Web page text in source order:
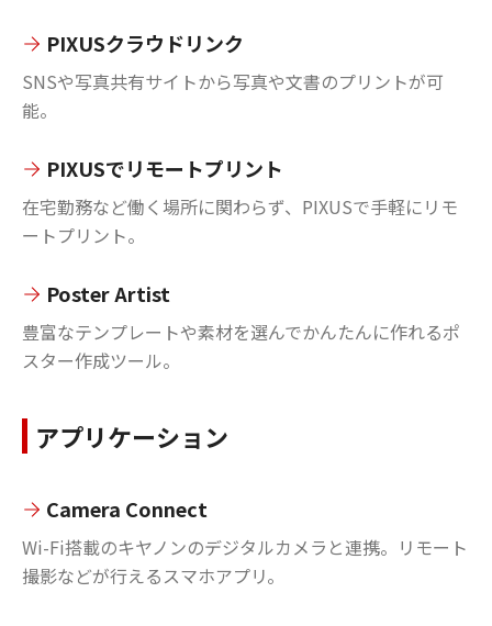
PIXUSクラウドリンク
SNSや写真共有サイトから写真や文書のプリントが可
能。
PIXUSでリモートプリント
在宅勤務など働く場所に関わらず、PIXUSで手軽にリモ
ートプリント。
Poster Artist
豊富なテンプレートや素材を選んでかんたんに作れるポ
スター作成ツール。
アプリケーション
Camera Connect
Wi-Fi搭載のキヤノンのデジタルカメラと連携。リモート
撮影などが行えるスマホアプリ。